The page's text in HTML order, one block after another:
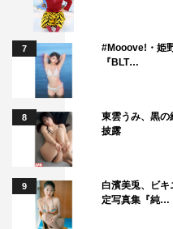
7
#Mooove!・姫
『BLT…
8
東雲うみ、黒の
披露
9
白濱美兎、ビ
定写真集『純…